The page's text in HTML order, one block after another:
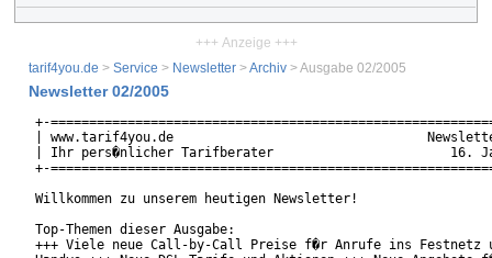
+++ Anzeige +++
tarif4you.de > Service > Newsletter >Archiv > Ausgabe 02/2005
Newsletter 02/2005
+-
| www.tarif4you.de
| Ihr pers�nlicher Tarifberater                       16.
+-
Willkommen zu unserem heutigen Newsletter!
Top-Themen dieser Ausgabe:
+++ Viele neue Call-by-Call Preise f�r Anrufe ins Festnetz